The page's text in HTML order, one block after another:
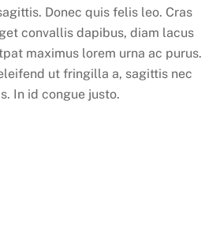
Donec quis felis leo. Cras
convallis dapibus, diam lacus
maximus lorem urna ac purus.
ut fringilla a, sagittis nec
In id congue justo.